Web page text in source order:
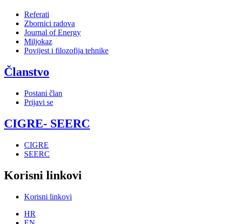
Referati
Zbornici radova
Journal of Energy
Miljokaz
Povijest i filozofija tehnike
Članstvo
Postani član
Prijavi se
CIGRE- SEERC
CIGRE
SEERC
Korisni linkovi
Korisni linkovi
HR